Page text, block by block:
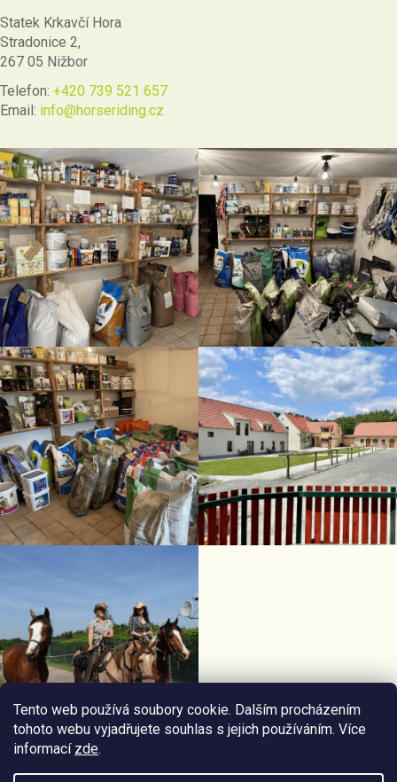
Tento web používá soubory cookie. Dalším procházením
tohoto webu vyjadřujete souhlas s jejich používáním. Více
informací zde.
Statek Krkavčí Hora
Stradonice 2,
267 05 Nižbor
Telefon: +420 739 521 657
Email: info@horseriding.cz